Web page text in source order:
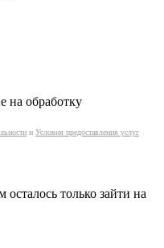
на обработку
и Условия предоставления услуг
только зайти на